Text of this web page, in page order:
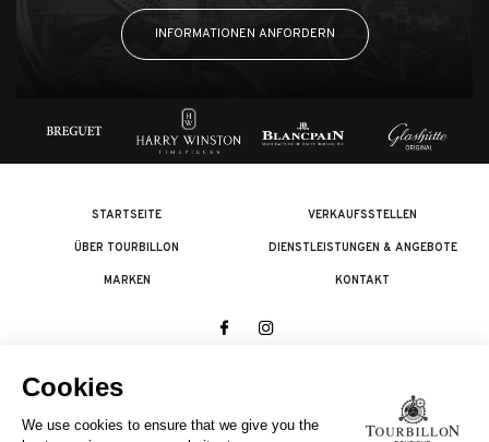
INFORMATIONEN ANFORDERN
STARTSEITE
ÜBER TOURBILLON
MARKEN
VERKAUFSSTELLEN
DIENSTLEISTUNGEN & ANGEBOTE
KONTAKT